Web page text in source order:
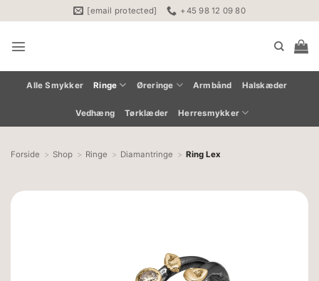
til
indhold
[email protected] +45 98 12 09 80
Alle Smykker Ringe Øreringe Armbånd Halskæder
Vedhæng Tørklæder Herresmykker
Forside Shop Ringe Diamantringe Ring Lex